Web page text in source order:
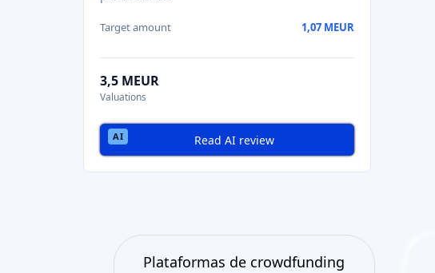
Target amount 1,07 MEUR
3,5 MEUR
Valuations
Read AI review
Plataformas de crowdfunding